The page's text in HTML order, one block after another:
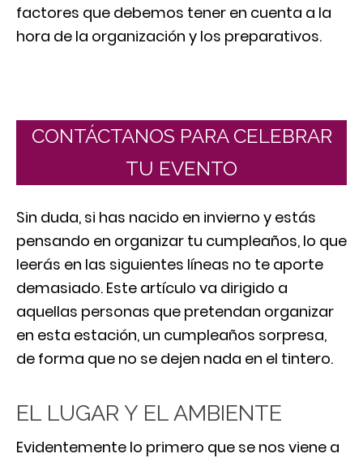
factores que debemos tener en cuenta a la
hora de la organización y los preparativos.
CONTÁCTANOS PARA CELEBRAR
TU EVENTO
Sin duda, si has nacido en invierno y estás
pensando en organizar tu cumpleaños, lo que
leerás en las siguientes líneas no te aporte
demasiado. Este artículo va dirigido a
aquellas personas que pretendan organizar
en esta estación, un cumpleaños sorpresa,
de forma que no se dejen nada en el tintero.
EL LUGAR Y EL AMBIENTE
Evidentemente lo primero que se nos viene a